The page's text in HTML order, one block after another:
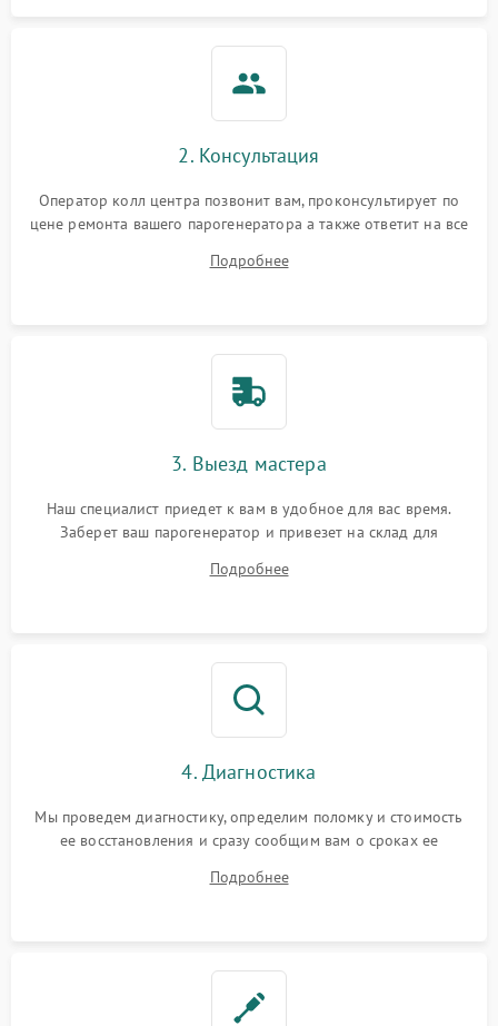
2. Консультация
Оператор колл центра позвонит вам, проконсультирует по
цене ремонта вашего парогенератора а также ответит на все
Подробнее
3. Выезд мастера
Наш специалист приедет к вам в удобное для вас время.
Заберет ваш парогенератор и привезет на склад для
Подробнее
4. Диагностика
Мы проведем диагностику, определим поломку и стоимость
ее восстановления и сразу сообщим вам о сроках ее
Подробнее